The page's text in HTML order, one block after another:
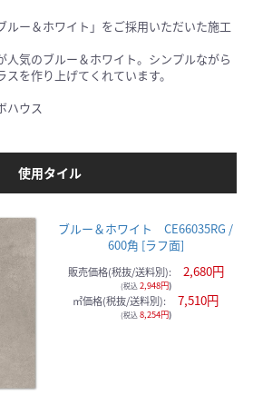
ルー＆ホワイト」をご採用いただいた施工
人気のブルー＆ホワイト。シンプルながら
を作り上げてくれています。
ハウス
使用タイル
ブルー＆ホワイト CE66035RG /
600角 [ラフ面]
販売価格(税抜/送料別): 2,680円
(税込 2,948円)
㎡価格(税抜/送料別): 7,510円
(税込 8,254円)